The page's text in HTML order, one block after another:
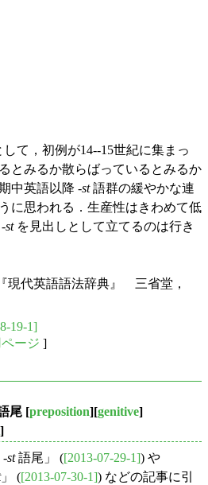
て，初例が14--15世紀に集まっ
とみるか散らばっているとみるか
中英語以降 -st語群の緩やかな連
に思われる．生産性はきわめて低
stを見出しとして立てるのは行き
代英語語法辞典』 三省堂，
19-1]
ージ ]
尾 [preposition][genitive]
]
-st語尾」 ([2013-07-29-1]) や
」 ([2013-07-30-1]) などの記事に引